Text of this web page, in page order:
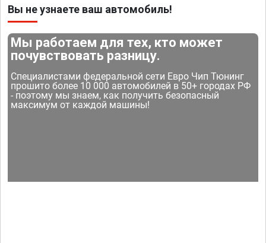
Вы не узнаете ваш автомобиль!
Мы работаем для тех, кто может
почувствовать разницу.
Специалистами федеральной сети Евро Чип Тюнинг
прошито более 10 000 автомобилей в 50+ городах РФ
- поэтому мы знаем, как получить безопасный
максимум от каждой машины!